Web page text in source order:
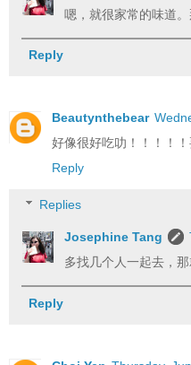
嗯，就很家常的味道
Reply
Beautynthebear
好像很好吃叻！！！！
Reply
Replies
Josephine Tang
多找几个人一起去，
Reply